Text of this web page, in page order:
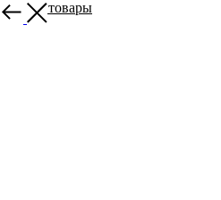
Другие товары